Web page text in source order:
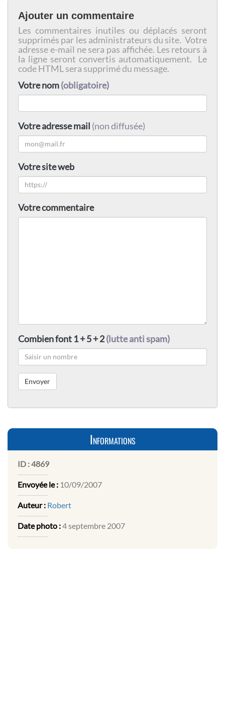
Ajouter un commentaire
Les commentaires inutiles ou déplacés seront
supprimés par les administrateurs du site. Votre
adresse e-mail ne sera pas affichée. Les retours à
la ligne seront convertis automatiquement. Le
code HTML sera supprimé du message.
Votre nom(obligatoire)
Votre adresse mail (non diffusée)
Votre site web
Votre commentaire
Combien font 1 + 5 + 2(lutte anti spam)
Informations
ID :4869
Envoyée le : 10/09/2007
Auteur : Robert
Date photo :4 septembre 2007